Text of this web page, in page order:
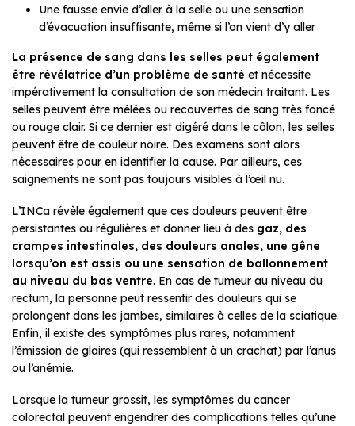
Une fausse envie d’aller à la selle ou une sensation
d’évacuation insuffisante, même si l’on vient d’y aller
La présence de sang dans les selles peut également
être révélatrice d’un problème de santé et nécessite
impérativement la consultation de son médecin traitant. Les
selles peuvent être mêlées ou recouvertes de sang très foncé
ou rouge clair. Si ce dernier est digéré dans le côlon, les selles
peuvent être de couleur noire. Des examens sont alors
nécessaires pour en identifier la cause. Par ailleurs, ces
saignements ne sont pas toujours visibles à l’œil nu.
L’INCa révèle également que ces douleurs peuvent être
persistantes ou régulières et donner lieu à des gaz, des
crampes intestinales, des douleurs anales, une gêne
lorsqu’on est assis ou une sensation de ballonnement
au niveau du bas ventre. En cas de tumeur au niveau du
rectum, la personne peut ressentir des douleurs qui se
prolongent dans les jambes, similaires à celles de la sciatique.
Enfin, il existe des symptômes plus rares, notamment
l’émission de glaires (qui ressemblent à un crachat) par l’anus
ou l’anémie.
Lorsque la tumeur grossit, les symptômes du cancer
colorectal peuvent engendrer des complications telles qu’une